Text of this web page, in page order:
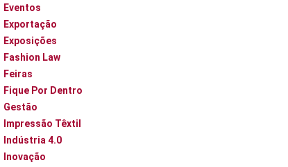
Eventos
Exportação
Exposições
Fashion Law
Feiras
Fique Por Dentro
Gestão
Impressão Têxtil
Indústria 4.0
Inovação